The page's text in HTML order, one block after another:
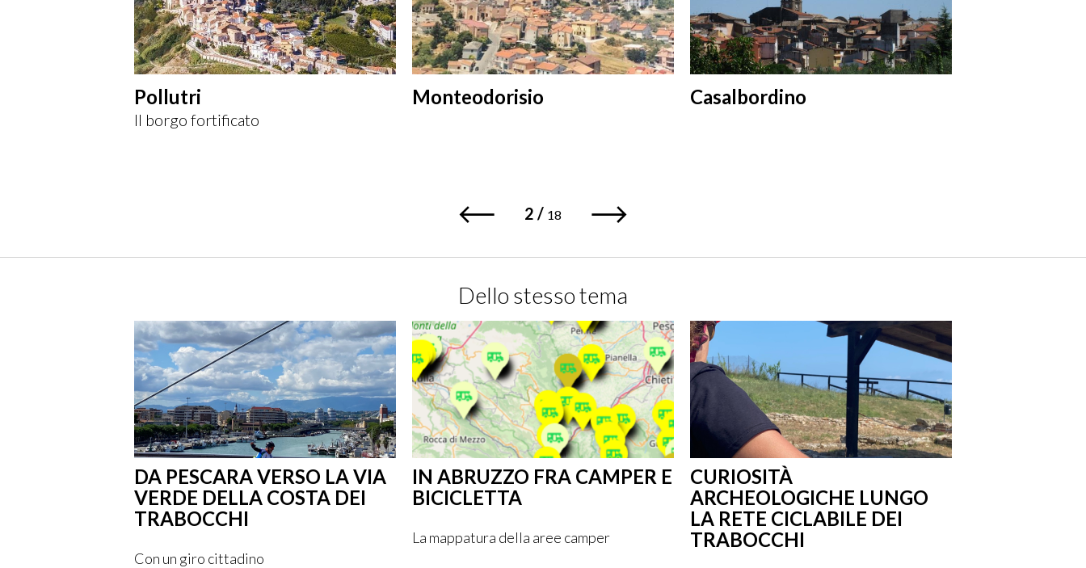
Pollutri
Il borgo fortificato
Monteodorisio Casalbordino
2 / 18
Dello stesso tema
DA PESCARA VERSO LA VIA
VERDE DELLA COSTA DEI
TRABOCCHI
Con un giro cittadino
IN ABRUZZO FRA CAMPER E
BICICLETTA
La mappatura della aree camper
CURIOSITÀ
ARCHEOLOGICHE LUNGO
LA RETE CICLABILE DEI
TRABOCCHI